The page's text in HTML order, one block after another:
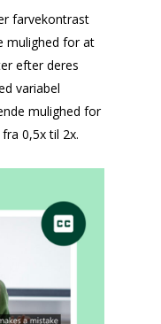
farvekontrast
mulighed for at
efter deres
variabel
mulighed for
0,5x til 2x.